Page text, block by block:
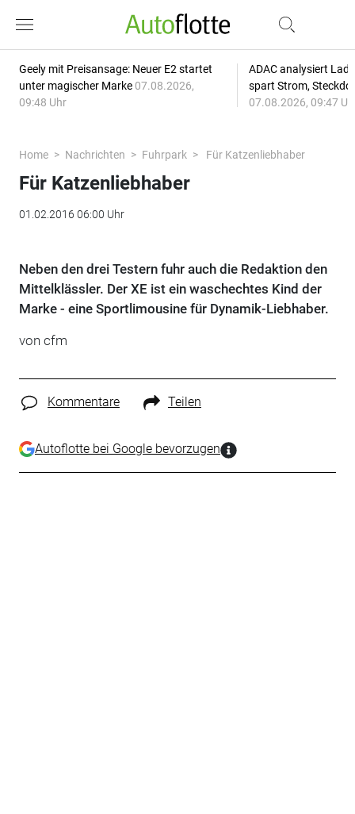
Geely mit Preisansage: Neuer E2 startet
unter magischer Marke 07.08.2026,
09:48 Uhr
ADAC analysiert
spart Strom,
07.08.2026, 09:47
Home Nachrichten Fuhrpark Für Katzenliebhaber
Für Katzenliebhaber
01.02.2016 06:00 Uhr
Neben den drei Testern fuhr auch die Redaktion den
Mittelklässler. Der XE ist ein waschechtes Kind der
Marke - eine Sportlimousine für Dynamik-Liebhaber.
von cfm
Kommentare Teilen
Autoflotte bei Google bevorzugen